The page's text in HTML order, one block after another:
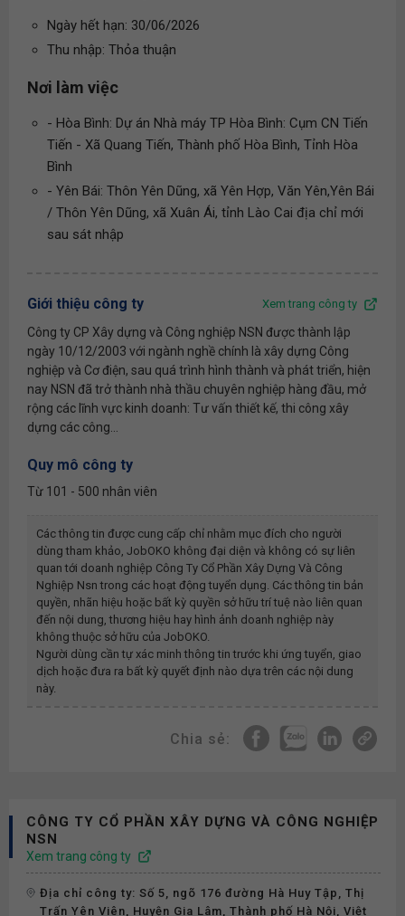
Ngày hết hạn: 30/06/2026
Thu nhập: Thỏa thuận
Nơi làm việc
- Hòa Bình: Dự án Nhà máy TP Hòa Bình: Cụm CN Tiến
Tiến - Xã Quang Tiến, Thành phố Hòa Bình, Tỉnh Hòa
Bình
- Yên Bái: Thôn Yên Dũng, xã Yên Hợp, Văn Yên,Yên Bái
/ Thôn Yên Dũng, xã Xuân Ái, tỉnh Lào Cai địa chỉ mới
sau sát nhập
Giới thiệu công ty Xem trang công ty
Công ty CP Xây dựng và Công nghiệp NSN được thành lập
ngày 10/12/2003 với ngành nghề chính là xây dựng Công
nghiệp và Cơ điện, sau quá trình hình thành và phát triển, hiện
nay NSN đã trở thành nhà thầu chuyên nghiệp hàng đầu, mở
rộng các lĩnh vực kinh doanh: Tư vấn thiết kế, thi công xây
dựng các công...
Quy mô công ty
Từ 101 - 500 nhân viên
Các thông tin được cung cấp chỉ nhằm mục đích cho người
dùng tham khảo, JobOKO không đại diện và không có sự liên
quan tới doanh nghiệp Công Ty Cổ Phần Xây Dựng Và Công
Nghiệp Nsn trong các hoạt động tuyển dụng. Các thông tin bản
quyền, nhãn hiệu hoặc bất kỳ quyền sở hữu trí tuệ nào liên quan
đến nội dung, thương hiệu hay hình ảnh doanh nghiệp này
không thuộc sở hữu của JobOKO.
Người dùng cần tự xác minh thông tin trước khi ứng tuyển, giao
dịch hoặc đưa ra bất kỳ quyết định nào dựa trên các nội dung
này.
Chia sẻ:
CÔNG TY CỔ PHẦN XÂY DỰNG VÀ CÔNG NGHIỆP
NSN
Xem trang công ty
Địa chỉ công ty: Số 5, ngõ 176 đường Hà Huy Tập, Thị
Trấn Yên Viên, Huyện Gia Lâm, Thành phố Hà Nội, Việt